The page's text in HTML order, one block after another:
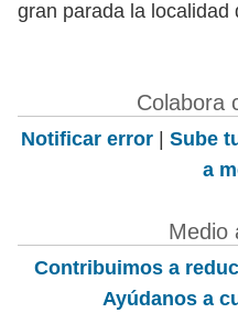
gran parada la localidad
Colabora
Notificar error | Sube
a
Medio
Contribuimos a
Ayúdanos a